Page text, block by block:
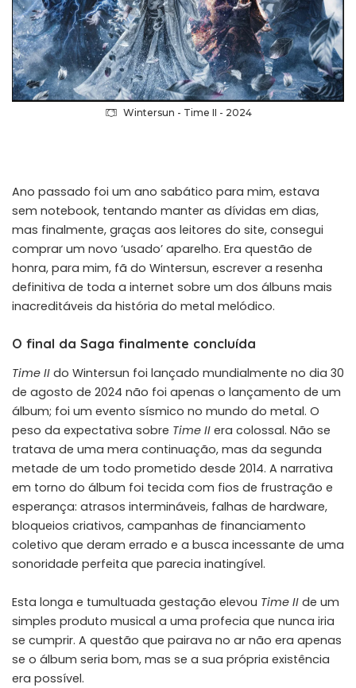
Wintersun - Time II - 2024
Ano passado foi um ano sabático para mim, estava
sem notebook, tentando manter as dívidas em dias,
mas finalmente, graças aos leitores do site, consegui
comprar um novo ‘usado’ aparelho. Era questão de
honra, para mim, fã do Wintersun, escrever a resenha
definitiva de toda a internet sobre um dos álbuns mais
inacreditáveis da história do metal melódico.
O final da Saga finalmente concluída
Time II do Wintersun foi lançado mundialmente no dia 30
de agosto de 2024 não foi apenas o lançamento de um
álbum; foi um evento sísmico no mundo do metal. O
peso da expectativa sobre Time II era colossal. Não se
tratava de uma mera continuação, mas da segunda
metade de um todo prometido desde 2014. A narrativa
em torno do álbum foi tecida com fios de frustração e
esperança: atrasos intermináveis, falhas de hardware,
bloqueios criativos, campanhas de financiamento
coletivo que deram errado e a busca incessante de uma
sonoridade perfeita que parecia inatingível.
Esta longa e tumultuada gestação elevou Time II de um
simples produto musical a uma profecia que nunca iria
se cumprir. A questão que pairava no ar não era apenas
se o álbum seria bom, mas se a sua própria existência
era possível.